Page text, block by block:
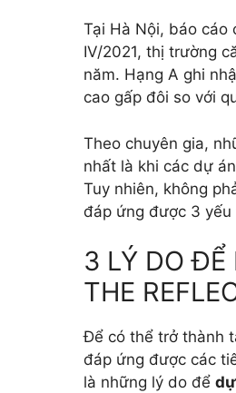
Tại Hà Nội, báo cáo
IV/2021, thị trường
năm. Hạng A ghi
cao gấp đôi so với
Theo chuyên gia,
nhất là khi các dự
Tuy nhiên, không
đáp ứng được 3 yếu
3 LÝ DO ĐỂ
THE
Để có thể trở thành
đáp ứng được các
là những lý do để